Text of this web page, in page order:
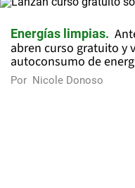
Energías limpias
abren curso gratuito y
autoconsumo de
Por Nicole Donoso